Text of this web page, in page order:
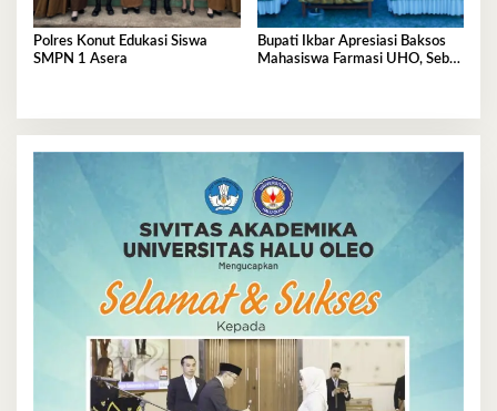
Polres Konut Edukasi Siswa
SMPN 1 Asera
Bupati Ikbar Apresiasi Baksos
Mahasiswa Farmasi UHO, Sebut